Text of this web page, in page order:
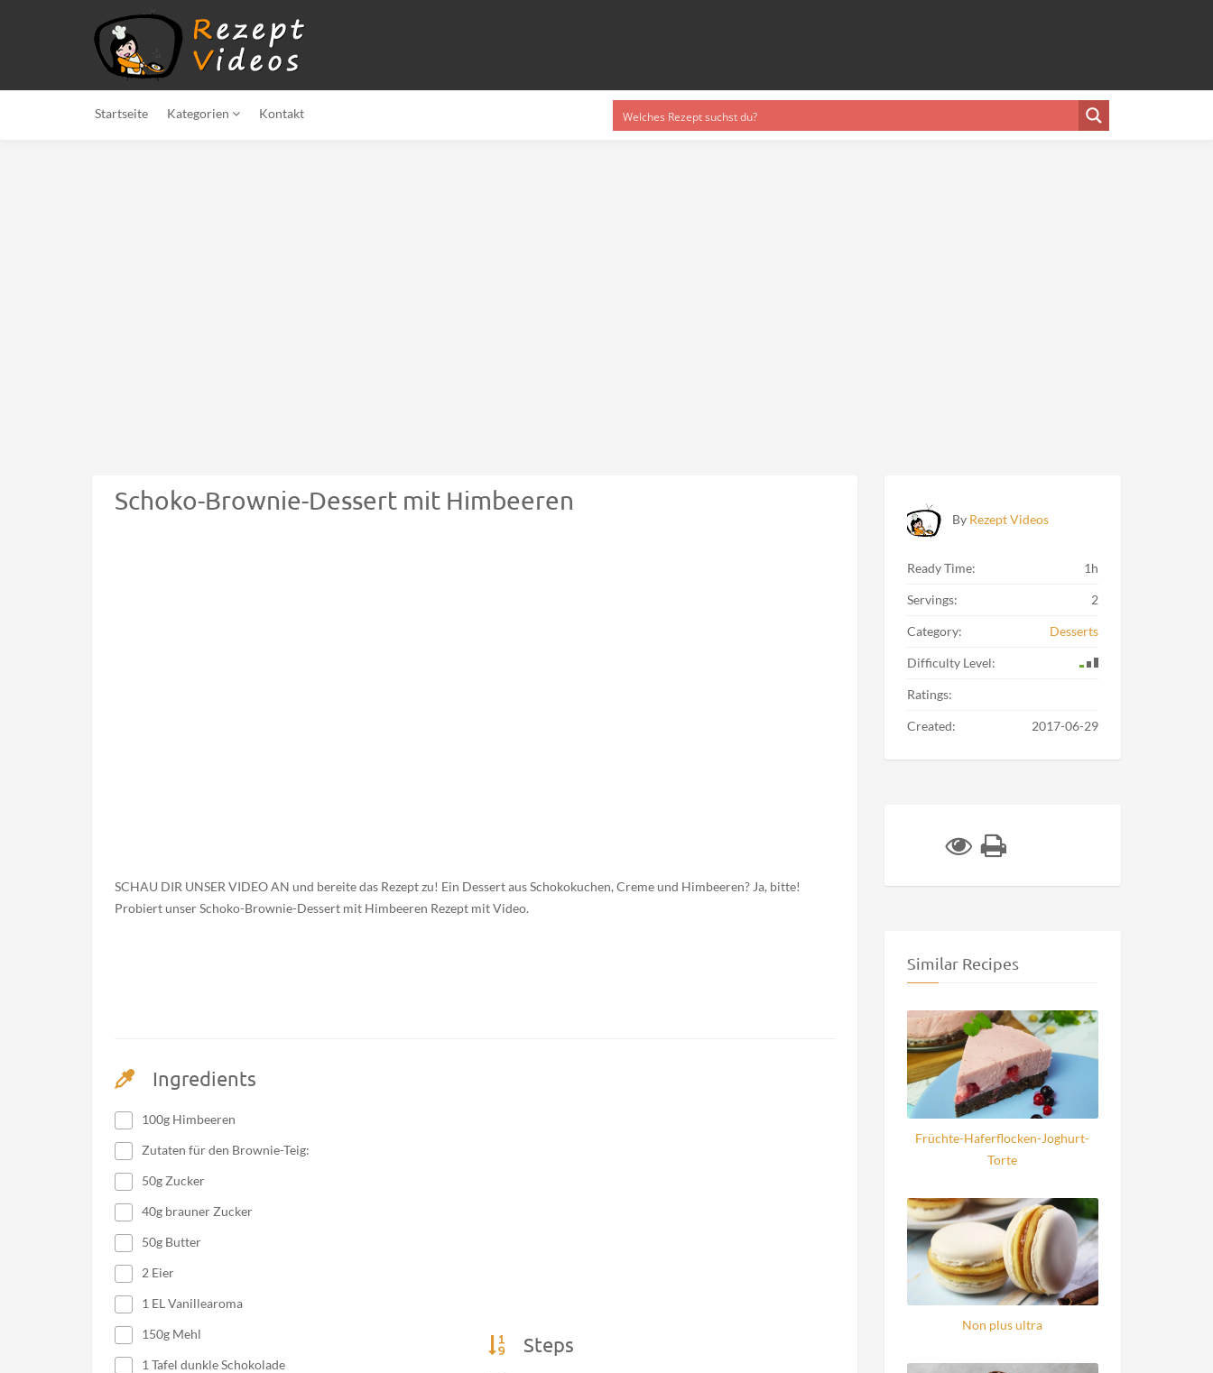
Startseite Kategorien Kontakt
Schoko-Brownie-Dessert mit Himbeeren
SCHAU DIR UNSER VIDEO AN und bereite das Rezept zu! Ein Dessert aus Schokokuchen, Creme und Himbeeren? Ja, bitte!
Probiert unser Schoko-Brownie-Dessert mit Himbeeren Rezept mit Video.
Ingredients
100g Himbeeren
Zutaten für den Brownie-Teig:
50g Zucker
40g brauner Zucker
50g Butter
2 Eier
1 EL Vanillearoma
150g Mehl
1 Tafel dunkle Schokolade
Steps
By Rezept Videos
Ready Time: 1h
Servings: 2
Category: Desserts
Difficulty Level:
Ratings:
Created: 2017-06-29
Similar Recipes
Früchte-Haferflocken-Joghurt-
Torte
Non plus ultra